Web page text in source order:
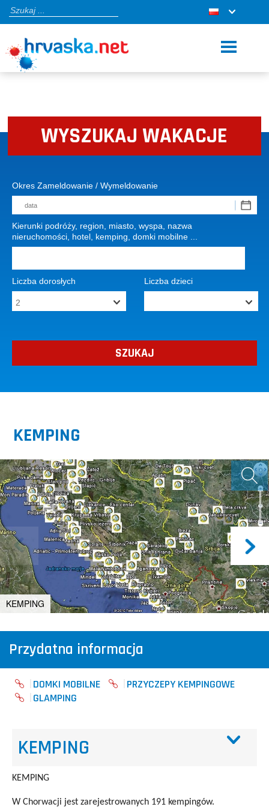
WYSZUKAJ WAKACJE
Okres Zameldowanie / Wymeldowanie
Kierunki podróży, region, miasto, wyspa, nazwa
nieruchomości, hotel, kemping, domki mobilne ...
Liczba dorosłych Liczba dzieci
KEMPING
KEMPING
Przydatna informacja
DOMKI MOBILNE
PRZYCZEPY KEMPINGOWE
GLAMPING
KEMPING
KEMPING
W Chorwacji jest zarejestrowanych 191 kempingów.